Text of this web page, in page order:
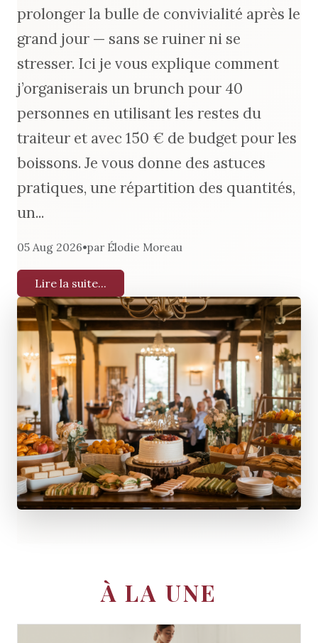
prolonger la bulle de convivialité après le
grand jour — sans se ruiner ni se
stresser. Ici je vous explique comment
j’organiserais un brunch pour 40
personnes en utilisant les restes du
traiteur et avec 150 € de budget pour les
boissons. Je vous donne des astuces
pratiques, une répartition des quantités,
un...
05 Aug 2026•par Élodie Moreau
Lire la suite...
À LA UNE